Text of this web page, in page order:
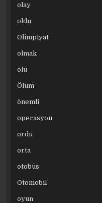
olay
oldu
Olimpiyat
olmak
ölü
Ölüm
önemli
operasyon
ordu
orta
otobüs
Otomobil
oyun